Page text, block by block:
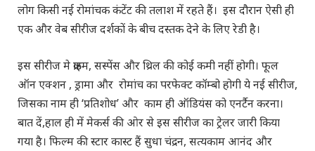
लोग किसी नई रोमांचक कंटेंट की तलाश में रहते हैं। इस दौरान ऐसी ही
एक और वेब सीरीज दर्शकों के बीच दस्तक देने के लिए रेडी है।
इस सीरीज मे क्राइम, सस्पेंस और थ्रिल की कोई कमी नहीं होगी। फूल
ऑन एक्शन , ड्रामा और रोमांच का परफेक्ट कॉम्बो होगी ये नई सीरीज,
जिसका नाम ही ‘प्रतिशोध’ और काम ही ऑडियंस को एनर्टैन करना।
बात दें,हाल ही में मेकर्स की ओर से इस सीरीज का ट्रेलर जारी किया
गया है। फिल्म की स्टार कास्ट हैं सुधा चंद्रन, सत्यकाम आनंद और